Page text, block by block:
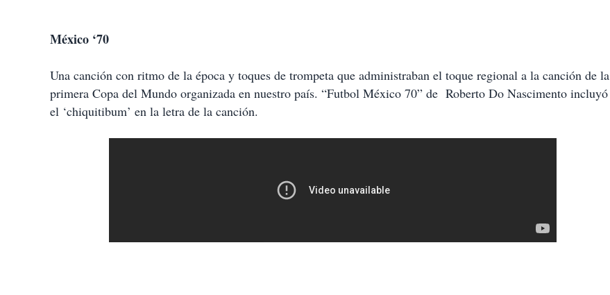
México ‘70
Una canción con ritmo de la época y toques de trompeta que administraban el toque regional a la canción de la
primera Copa del Mundo organizada en nuestro país. “Futbol México 70” de Roberto Do Nascimento incluyó
el ‘chiquitibum’ en la letra de la canción.